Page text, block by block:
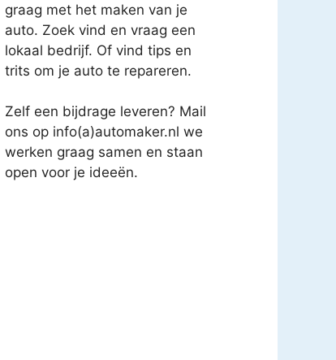
graag met het maken van je
auto. Zoek vind en vraag een
lokaal bedrijf. Of vind tips en
trits om je auto te repareren.
Zelf een bijdrage leveren? Mail
ons op info(a)automaker.nl we
werken graag samen en staan
open voor je ideeën.